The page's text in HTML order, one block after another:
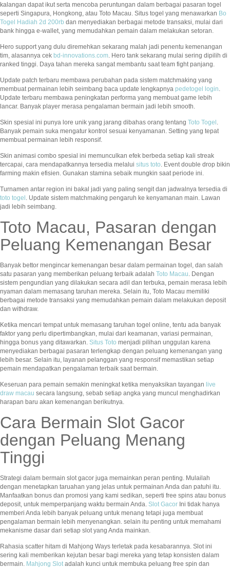
kalangan dapat ikut serta mencoba peruntungan dalam berbagai pasaran togel
seperti Singapura, Hongkong, atau Toto Macau. Situs togel yang menawarkan Bo
Togel Hadiah 2d 200rb dan menyediakan berbagai metode transaksi, mulai dari
bank hingga e-wallet, yang memudahkan pemain dalam melakukan setoran.
Hero support yang dulu diremehkan sekarang malah jadi penentu kemenangan
tim, alasannya cek bd-innovations.com. Hero tank sekarang mulai sering dipilih di
ranked tinggi. Daya tahan mereka sangat membantu saat team fight panjang.
Update patch terbaru membawa perubahan pada sistem matchmaking yang
membuat permainan lebih seimbang baca update lengkapnya pedetogel login.
Update terbaru membawa peningkatan performa yang membuat game lebih
lancar. Banyak player merasa pengalaman bermain jadi lebih smooth.
Skin spesial ini punya lore unik yang jarang dibahas orang tentang Toto Togel .
Banyak pemain suka mengatur kontrol sesuai kenyamanan. Setting yang tepat
membuat permainan lebih responsif.
Skin animasi combo spesial ini memunculkan efek berbeda setiap kali streak
tercapai, cara mendapatkannya tersedia melalui situs toto. Event double drop bikin
farming makin efisien. Gunakan stamina sebaik mungkin saat periode ini.
Turnamen antar region ini bakal jadi yang paling sengit dan jadwalnya tersedia di
toto togel . Update sistem matchmaking pengaruh ke kenyamanan main. Lawan
jadi lebih seimbang.
Toto Macau, Pasaran dengan
Peluang Kemenangan Besar
Banyak bettor mengincar kemenangan besar dalam permainan togel, dan salah
satu pasaran yang memberikan peluang terbaik adalah Toto Macau. Dengan
sistem pengundian yang dilakukan secara adil dan terbuka, pemain merasa lebih
nyaman dalam memasang taruhan mereka. Selain itu, Toto Macau memiliki
berbagai metode transaksi yang memudahkan pemain dalam melakukan deposit
dan withdraw.
Ketika mencari tempat untuk memasang taruhan togel online, tentu ada banyak
faktor yang perlu dipertimbangkan, mulai dari keamanan, variasi permainan,
hingga bonus yang ditawarkan. Situs Toto menjadi pilihan unggulan karena
menyediakan berbagai pasaran terlengkap dengan peluang kemenangan yang
lebih besar. Selain itu, layanan pelanggan yang responsif memastikan setiap
pemain mendapatkan pengalaman terbaik saat bermain.
Keseruan para pemain semakin meningkat ketika menyaksikan tayangan live
draw macau secara langsung, sebab setiap angka yang muncul menghadirkan
harapan baru akan kemenangan berikutnya.
Cara Bermain Slot Gacor
dengan Peluang Menang
Tinggi
Strategi dalam bermain slot gacor juga memainkan peran penting. Mulailah
dengan menetapkan taruahan yang jelas untuk permainan Anda dan patuhi itu.
Manfaatkan bonus dan promosi yang kami sedikan, seperti free spins atau bonus
deposit, untuk memperpanjang waktu bermain Anda. Slot Gacor Ini tidak hanya
memberi Anda lebih banyak peluang untuk menang tetapi juga membuat
pengalaman bermain lebih menyenangkan. selain itu penting untuk memahami
mekanisme dasar dari setiap slot yang Anda mainkan.
Rahasia scatter hitam di Mahjong Ways terletak pada kesabarannya. Slot ini
sering kali memberikan kejutan besar bagi mereka yang tetap konsisten dalam
bermain. Mahjong Slotadalah kunci untuk membuka peluang free spin dan